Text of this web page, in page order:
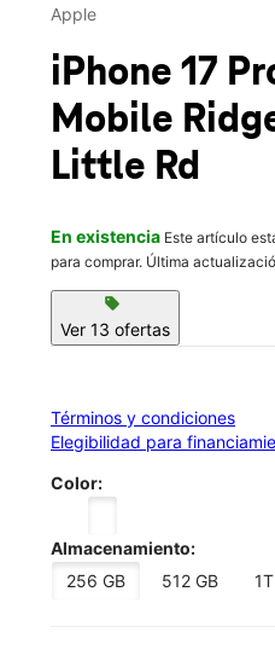
Mié.:
location_on
8344 Little Road Ste 108
Apple
iPhone 17
Mobile
Little Rd
En existencia Este artículo
para comprar. Última
sell
Ver 13 ofertas
Términos y condiciones
Elegibilidad para
Color:
Almacenamiento:
256 GB
512 GB